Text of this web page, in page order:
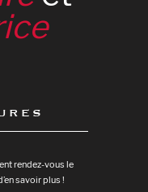
rendez-vous le
savoir plus !